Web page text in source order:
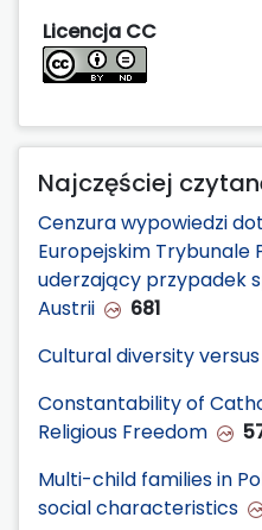
Licencja CC
Najczęściej
Cenzura wypowiedzi
Europejskim Trybunale
uderzający przypadek
Austrii
681
Cultural diversity
Constantability of
Religious Freedom
Multi-child families in
social characteristics